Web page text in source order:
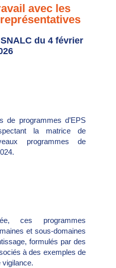
avec les
du 4 février
de programmes d’EPS
la matrice de
programmes de
ces programmes
et sous-domaines
formulés par des
à des exemples de
vigilance.